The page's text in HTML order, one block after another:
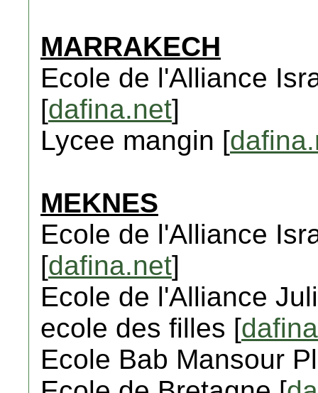
MARRAKECH
Ecole de l'Alliance
[dafina.net]
Lycee mangin [
MEKNES
Ecole de l'Alliance
[dafina.net]
Ecole de l'Alliance
ecole des filles [
Ecole Bab Mansour